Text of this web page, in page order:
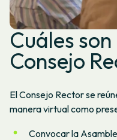
Cuáles
Consejo
El Consejo Rector se
manera virtual como
Convocar la